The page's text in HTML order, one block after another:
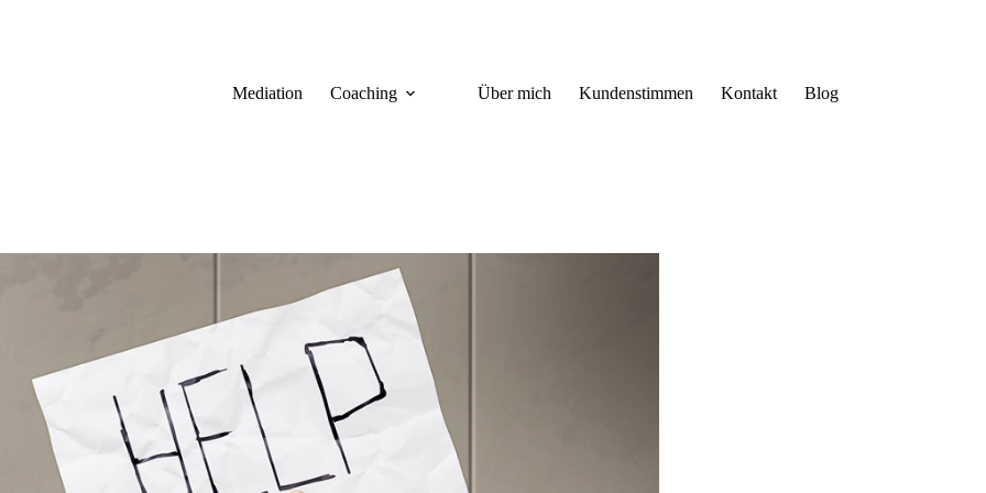
Mediation Coaching Über mich Kundenstimmen Kontakt Blog